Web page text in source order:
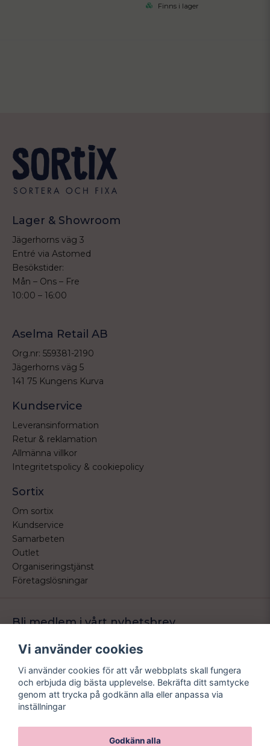
Finns i lager
Lager & Showroom
Jägerhorns väg 3
Entré via Astomed
Besökstider:
Mån – Ons – Fre
10:00 – 16:00
Aselma Retail AB
Org.nr: 559381-2190
Jägerhorns väg 5
141 75 Kungens Kurva
Kundservice
Leveransinformation
Retur & reklamation
Allmänna villkor
Integritetspolicy & cookiepolicy
Sortix
Om sortix
Kundservice
Samarbeten
Outlet
Organiseringstjänst
Företagslösningar
Bli medlem i vårt nyhetsbrev
email
Mejladress Skicka
erbjudande.
Vi använder cookies
Vi använder cookies för att vår webbplats skall fungera
och erbjuda dig bästa upplevelse. Bekräfta ditt samtycke
genom att trycka på godkänn alla eller anpassa via
inställningar
Godkänn alla